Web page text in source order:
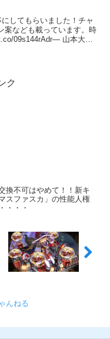
してもらいました！チャ
案なども載っています。時
09s144rAdr— 山本大介
ク
換不可はやめて！！新キ
スファスカ」の性能人権
・・・
んねる